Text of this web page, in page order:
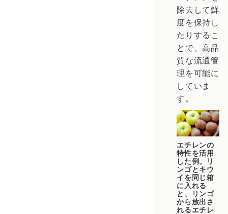
除去して鮮
度を保持し
たりするこ
とで、高品
質な流通管
理を可能に
していま
す。
エチレンの
特性を活用
した例。リ
ンゴとキウ
イを同じ箱
に入れる
と、リンゴ
から放出さ
れるエチレ